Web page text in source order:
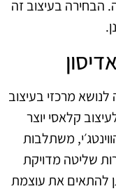
הבחירה בעיצוב זה
מרכזי בעיצוב
קלאסי יוצר
משתלבות
שליטה מדויקת
להתאים את עוצמת